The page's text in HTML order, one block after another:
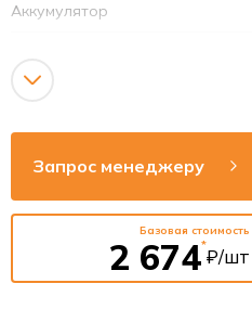
Аккумулятор
Рабочая частота
Способ монтажа
Запрос менеджеру
Базовая стоимость
2 674*
₽/шт